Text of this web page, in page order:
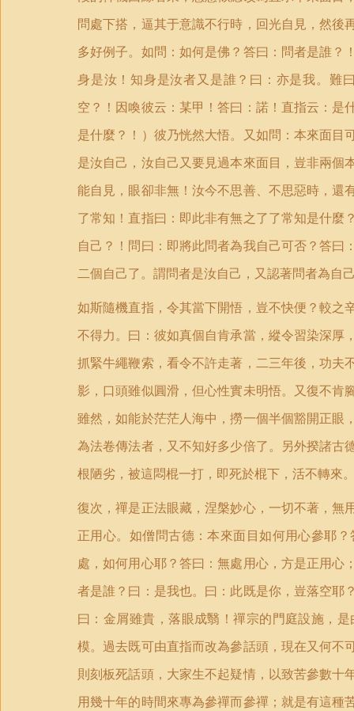
問處下搭，逼其于意識不行時，回光自見，然
多好例子。如問：如何是佛？答曰：問者是誰
身是汝！知身是汝者又是誰？曰：亦是我。難
空？！因喚彼云：某甲！答曰：諾！直指云：
是什麼？！）彼乃恍然大悟。又如問：本來面
是汝自己，汝自己又要見過本來面目，豈非兩
能自見，眼卻非無！汝今不思善、不思惡時，
了常知！直指曰：即此非有無之了了常知是什
自己？！問曰：即將此問者為我自己可否？答
二個自己了。謂問者是汝自己，又認著問者為自
如斯隨機直指，令其當下開悟，豈不快便？較
不得力。曰：彼如真個自肯承當，縱令習染深
抓緊牛繩鞭索，看令不許走著，二三年後，功
影，口頭雖似圓滑，但心性實未明悟。又復不
雖然，如能於茫茫人海中，撈一個半個豁開正
為法卷傳法者，又不知好多少倍了。另外揆諸
根陋劣，被這悶棍一打，即死於棍下，活不轉來
復次，禪是正法眼藏，涅槃妙心，一切不著，
正用心。如僧問古德：本來面目如何用心參耶
處，如何用心耶？答曰：無處用心，方是正用
者是誰？曰：是我也。曰：此既是你，豈落空
曰：金屑雖貴，落眼成翳！禪宗的門庭設施，
模。過去既可由直指而改為參話頭，現在又何
則刻板死話頭，大家生不起疑情，以致苦參數
用幾十年的時間來專為參禪而參禪；就是有這